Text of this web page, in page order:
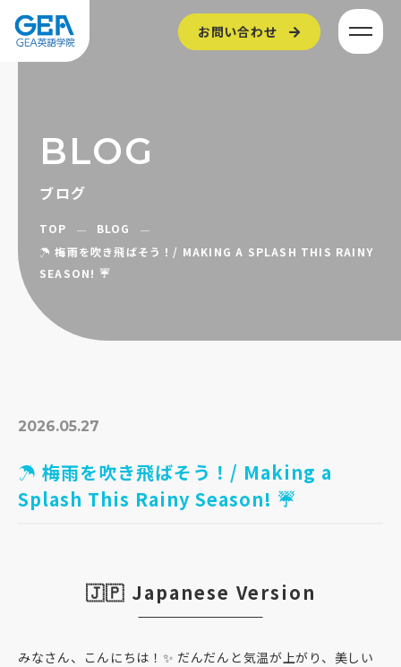
お問い合わせ
BLOG
ブログ
TOP
BLOG
☂️ 梅雨を吹き飛ばそう！/ MAKING A SPLASH THIS RAINY
SEASON! ☔
2026.05.27
☂️ 梅雨を吹き飛ばそう！/ Making a
Splash This Rainy Season! ☔
🇯🇵 Japanese Version
みなさん、こんにちは！✨ だんだんと気温が上がり、美しい